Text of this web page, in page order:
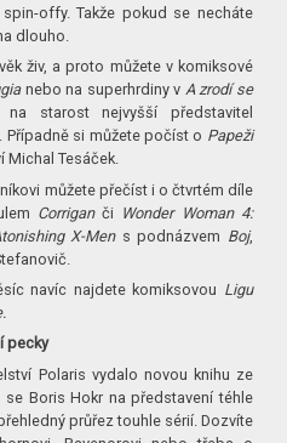
offy. Takže pokud se necháte
dlouho.
živ, a proto můžete v komiksové
nebo na superhrdiny v A zrodí se
starost nejvyšší představitel
Případně si můžete počíst o Papeži
Michal Tesáček.
můžete přečíst i o čtvrtém díle
Corriganči Wonder Woman 4:
X-Men s podnázvem Boj,
navíc najdete komiksovou Ligu
pecky
Polaris vydalo novou knihu ze
se Boris Hokr na představení téhle
průřez touhle sérií. Dozvíte